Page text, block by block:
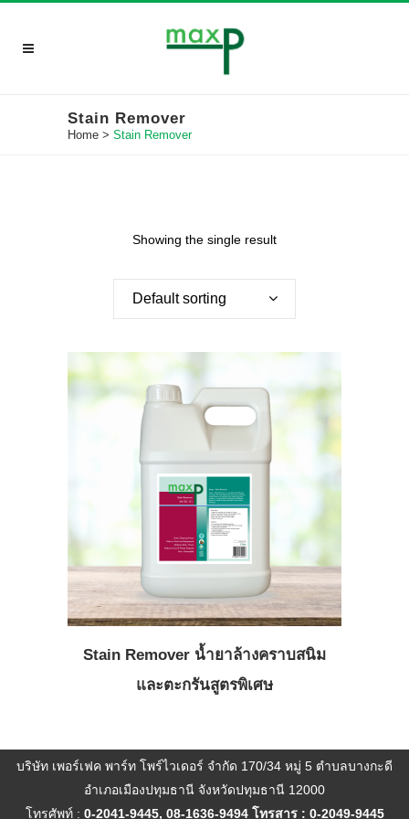
Stain Remover
Home > Stain Remover
Showing the single result
Default sorting
Stain Remover น้ำยาล้างคราบสนิม
และตะกรันสูตรพิเศษ
บริษัท เพอร์เฟค พาร์ท โพร์ไวเดอร์ จำกัด 170/34 หมู่ 5 ตำบลบางกะดี
อำเภอเมืองปทุมธานี จังหวัดปทุมธานี 12000
โทรศัพท์ : 0-2041-9445, 08-1636-9494โทรสาร : 0-2049-9445